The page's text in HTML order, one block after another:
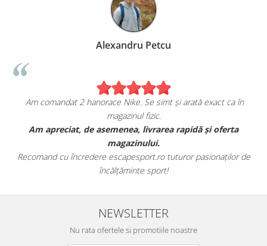
Alexandru Petcu
Am comandat 2 hanorace Nike. Se simt și arată exact ca în
magazinul fizic.
Am apreciat, de asemenea, livrarea rapidă și oferta
magazinului.
Recomand cu încredere escapesport.ro tuturor pasionaților de
încălțăminte sport!
NEWSLETTER
Nu rata ofertele si promotiile noastre